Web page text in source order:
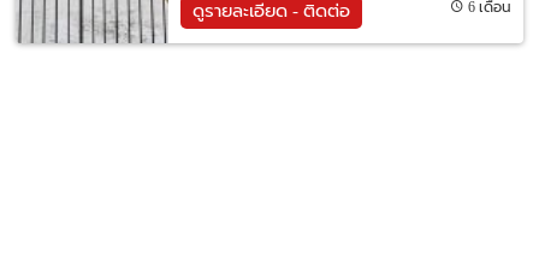
ดูรายละเอียด - ติดต่อ 6 เดือน